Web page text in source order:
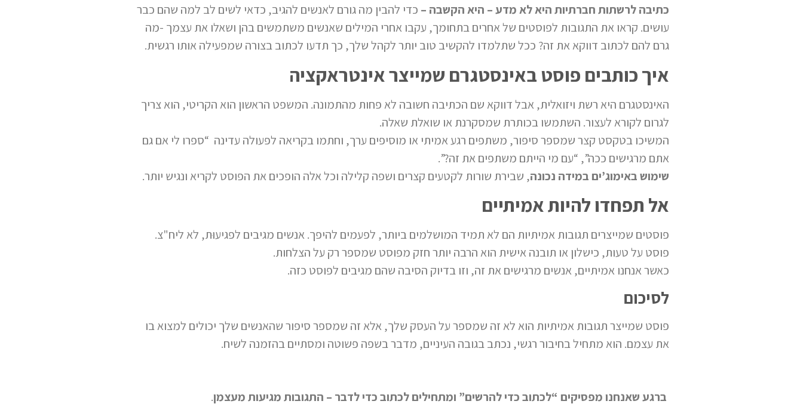
כתיבה לרשתות חברתיות היא לא מדע – היא הקשבה – כדי להבין מה גורם לאנשים להגיב, כדאי לשים לב למה שהם כבר
עושים. קראו את התגובות לפוסטים של אחרים בתחומך, עקבו אחרי המילים שאנשים משתמשים בהן ושאלו את עצמך -מה
גרם להם לכתוב דווקא את זה? ככל שתלמדו להקשיב טוב יותר לקהל שלך, כך תדעו לכתוב בצורה שמפעילה אותו רגשית.
איך כותבים פוסט באינסטגרם שמייצר אינטראקציה
האינסטגרם היא רשת ויזואלית, אבל דווקא שם הכתיבה חשובה לא פחות מהתמונה. המשפט הראשון הוא הקריטי, הוא צריך
לגרום לקורא לעצור. השתמשו בכותרת שמסקרנת או שואלת שאלה.
המשיכו בטקסט קצר שמספר סיפור, משתפים רגע אמיתי או מוסיפים ערך, וחתמו בקריאה לפעולה עדינה “ספרו לי אם גם
אתם מרגישים ככה”, “עם מי הייתם משתפים את זה?”.
שימוש באימוג’ים במידה נכונה, שבירת שורות לקטעים קצרים ושפה קלילה וכל אלה הופכים את הפוסט לקריא ונגיש יותר.
אל תפחדו להיות אמיתיים
פוסטים שמייצרים תגובות אמיתיות הם לא תמיד המושלמים ביותר, לפעמים להיפך. אנשים מגיבים לפגיעוּת, לא ליח"צ.
פוסט על טעות, כישלון או תובנה אישית הוא הרבה יותר חזק מפוסט שמספר רק על הצלחות.
כאשר אנחנו אמיתיים, אנשים מרגישים את זה, וזו בדיוק הסיבה שהם מגיבים לפוסט כזה.
לסיכום
פוסט שמייצר תגובות אמיתיות הוא לא זה שמספר על העסק שלך, אלא זה שמספר סיפור שהאנשים שלך יכולים למצוא בו
את עצמם. הוא מתחיל בחיבור רגשי, נכתב בגובה העיניים, מדבר בשפה פשוטה ומסתיים בהזמנה לשיח.
ברגע שאנחנו מפסיקים “לכתוב כדי להרשים” ומתחילים לכתוב כדי לדבר – התגובות מגיעות מעצמן.